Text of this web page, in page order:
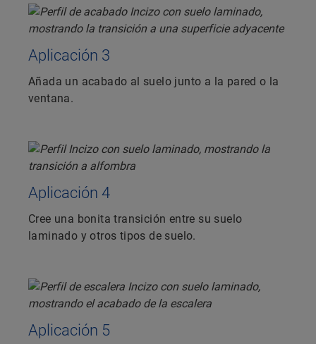
Aplicación 3
Añada un acabado al suelo junto a la pared o la
ventana.
Aplicación 4
Cree una bonita transición entre su suelo
laminado y otros tipos de suelo.
Aplicación 5